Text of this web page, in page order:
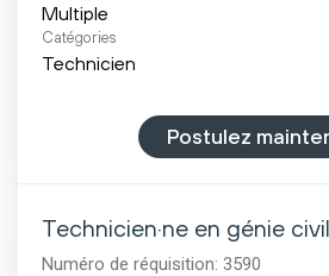
Multiple
Catégories
Technicien
Postulez
Technicien·ne en génie
Numéro de réquisition: 3590